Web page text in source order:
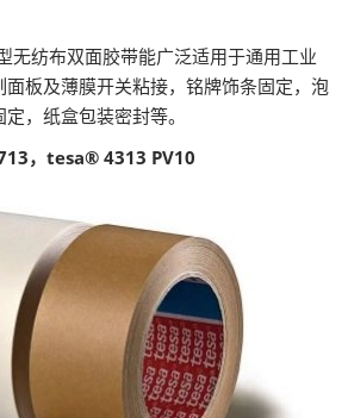
无纺布双面胶带能广泛适用于通用工业
板及薄膜开关粘接，铭牌饰条固定，泡
，纸盒包装密封等。
，tesa® 4313 PV10